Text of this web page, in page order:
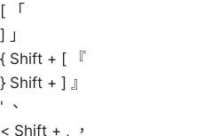
[ 「
] 」
{ Shift + [ 『
} Shift + ] 』
' 、
< Shift + , ，